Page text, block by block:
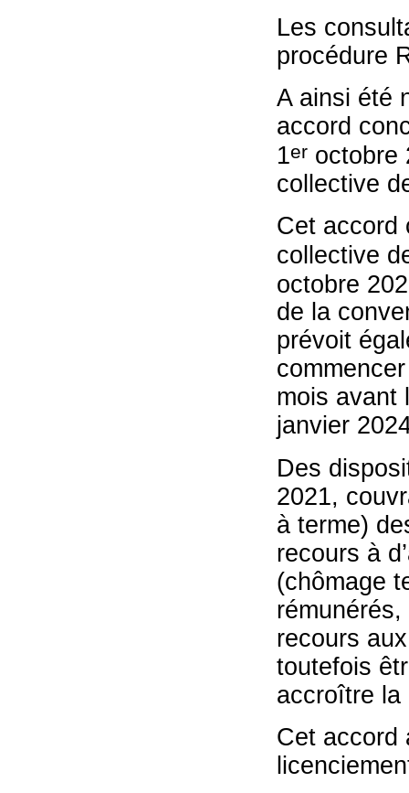
Les
procédure
A ainsi été
accord
1eroctobre
collective
Cet accord
collective
octobre
de la
prévoit
mois avant
janvier
Des
2021,
à terme)
recours à
(chômage
recours
toutefois
accroître la
Cet accord